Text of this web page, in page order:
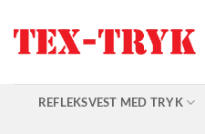
indhold
REFLEKSVEST MED TRYK